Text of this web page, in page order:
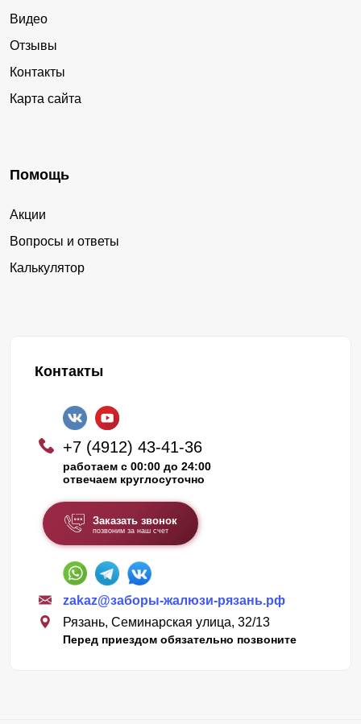
Видео
Отзывы
Контакты
Карта сайта
Помощь
Акции
Вопросы и ответы
Калькулятор
Контакты
+7 (4912) 43-41-36
работаем с 00:00 до 24:00
отвечаем круглосуточно
Заказать звонок
позвоним за наш счет
zakaz@заборы-жалюзи-рязань.рф
Рязань, Семинарская улица, 32/13
Перед приездом обязательно позвоните